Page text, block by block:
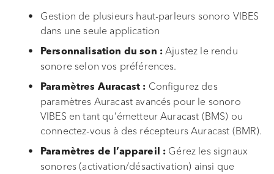
EQ BOOST
Application sonoro VIBES
Protection antivol
Étui de transport
Remplacement de la batterie
Gestion de plusieurs haut-parleurs sonoro VIBES
dans une seule application
Personnalisation du son : Ajustez le rendu
sonore selon vos préférences.
Paramètres Auracast : Configurez des
paramètres Auracast avancés pour le sonoro
VIBES en tant qu’émetteur Auracast (BMS) ou
connectez-vous à des récepteurs Auracast (BMR).
Paramètres de l’appareil : Gérez les signaux
sonores (activation/désactivation) ainsi que